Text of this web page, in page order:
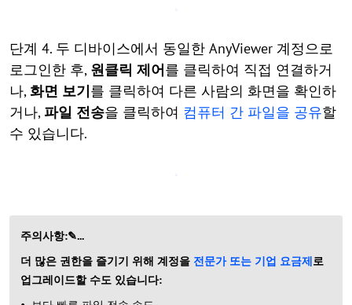
단계 4. 두 디바이스에서 동일한 AnyViewer 계정으로
로그인한 후, 원클릭 제어를 클릭하여 직접 연결하거
나, 화면 보기를 클릭하여 다른 사람의 화면을 확인하
거나, 파일 전송을 클릭하여 컴퓨터 간 파일을 공유할
수 있습니다.
주의사항:✎...
더 많은 권한을 즐기기 위해 계정을 전문가 또는 기업 요금제로
업그레이드할 수도 있습니다: